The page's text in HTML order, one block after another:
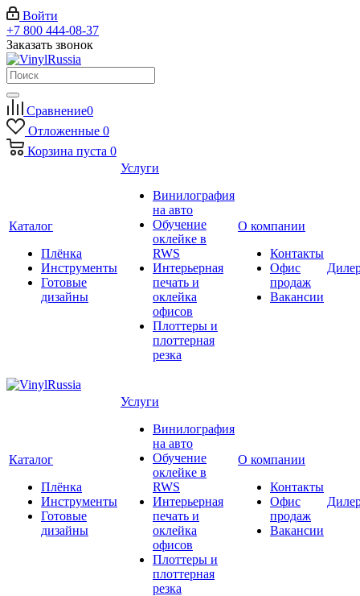
Войти
+7 800 444-08-37
Заказать звонок
Сравнение0
Отложенные 0
Корзина пуста 0
Каталог
Плёнка
Инструменты
Готовые
дизайны
Услуги
Винилография
на авто
Обучение
оклейке в
RWS
Интерьерная
печать и
оклейка
офисов
Плоттеры и
плоттерная
резка
О компании
Контакты
Офис
продаж
Вакансии
Каталог
Плёнка
Инструменты
Готовые
дизайны
Услуги
Винилография
на авто
Обучение
оклейке в
RWS
Интерьерная
печать и
оклейка
офисов
Плоттеры и
плоттерная
резка
О компании
Контакты
Офис
продаж
Вакансии